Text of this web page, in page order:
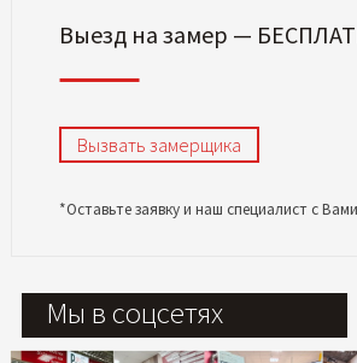
Выезд на замер —
Вызвать замерщика
*Оставьте заявку и наш специалист с
Мы в соцсетях